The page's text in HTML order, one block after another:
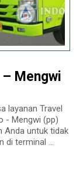
Mengwi
layanan Travel
- Mengwi (pp)
Anda untuk tidak
di terminal ...